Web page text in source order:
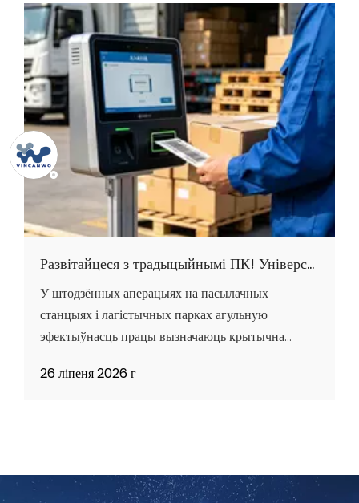
прайшоў у Шанхайскім новым міжнародным
выставачным цэнтры. Цэнтраванне на й
Развітайцеся з традыцыйнымі ПК! Універсальныя прамысловыя камп'ютэры Vincanwo Group: найлепшае разумнае рашэнне для лагістыкі ўваходных і выходных пасылак і лагістычных паркаў
У штодзённых аперацыях на пасылачных
станцыях і лагістычных парках агульную
эфектыўнасць працы вызначаюць крытычна
уключаючы ўваходнае і выходнае сканіраванне,
26 ліпеня 2026 г